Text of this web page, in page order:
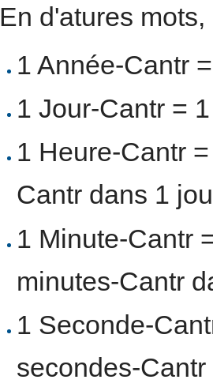
En d'atures mots,
1 Année-Cantr
1 Jour-Cantr =
1 Heure-Cantr
Cantr dans 1
1 Minute-Cantr
minutes-Cantr
1 Seconde-
secondes-